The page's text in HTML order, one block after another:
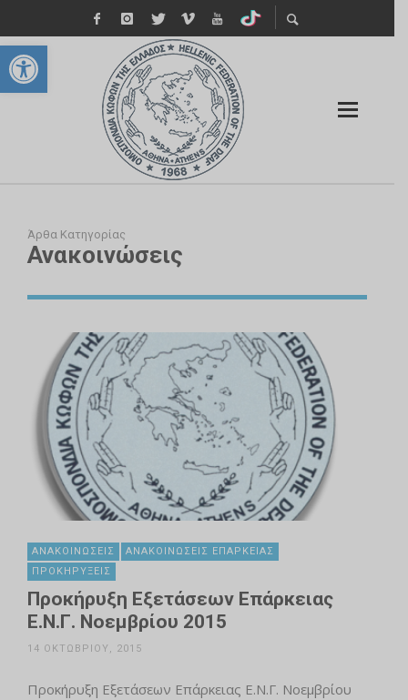
Ανοίξτε τη γραμμή εργαλείων
Άρθα Κατηγορίας
Ανακοινώσεις
ΑΝΑΚΟΙΝΏΣΕΙΣ
ΑΝΑΚΟΙΝΏΣΕΙΣ ΕΠΆΡΚΕΙΑΣ
ΠΡΟΚΗΡΎΞΕΙΣ
Προκήρυξη Εξετάσεων Επάρκειας
Ε.Ν.Γ. Νοεμβρίου 2015
14 ΟΚΤΩΒΡΊΟΥ, 2015
Προκήρυξη Εξετάσεων Επάρκειας Ε.Ν.Γ. Νοεμβρίου